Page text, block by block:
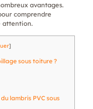
avantages.
comprendre
attention.
]
sous toiture ?
lambris PVC sous